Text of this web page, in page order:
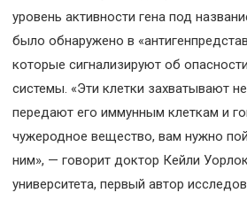
уровень активности гена под
было обнаружено в
которые сигнализируют об
системы. «Эти клетки захватывают
передают его иммунным клеткам и
чужеродное вещество, вам нужно
ним», — говорит доктор Кейли
университета, первый автор